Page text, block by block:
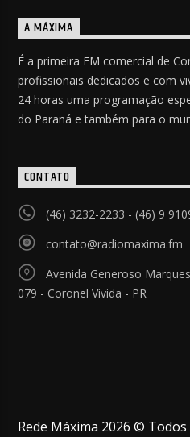
A MÁXIMA
É a primeira FM comercial de
profissionais dedicados e com
24 horas uma programação
do Paraná e também para o
CONTATO
(46) 3232-2233 - (46) 9
contato@radiomaxima.fm
Avenida Generoso
079 - Coronel Vivida - PR
Rede Máxima 2026 ©